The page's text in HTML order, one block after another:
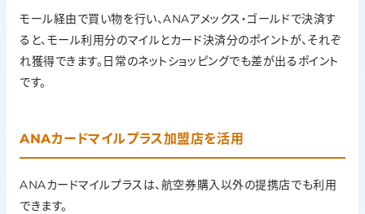
モール経由で買い物を行い、ANAアメックス・ゴールドで決済す
ると、モール利用分のマイルとカード決済分のポイントが、それぞ
れ獲得できます。日常のネットショッピングでも差が出るポイント
です。
ANAカードマイルプラス加盟店を活用
ANAカードマイルプラスは、航空券購入以外の提携店でも利用
できます。